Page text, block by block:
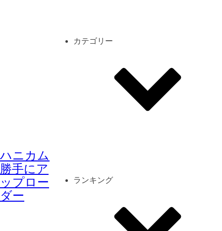
ハニカム
勝手にア
ップロー
ダー
カテゴリー
ランキング